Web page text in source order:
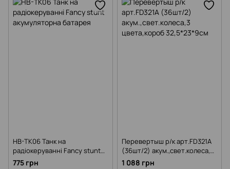
HB-TK06 Танк на
радіокеруванні Fancy stunt
акумуляторна батарея
775 грн
Перевертыш р/к арт.FD321A
(36шт/2) акум.,свет.колеса,3
цвета,короб 32,5*23*9см
1 088 грн